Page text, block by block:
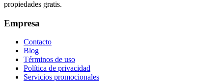
propiedades gratis.
Empresa
Contacto
Blog
Términos de uso
Política de privacidad
Servicios promocionales